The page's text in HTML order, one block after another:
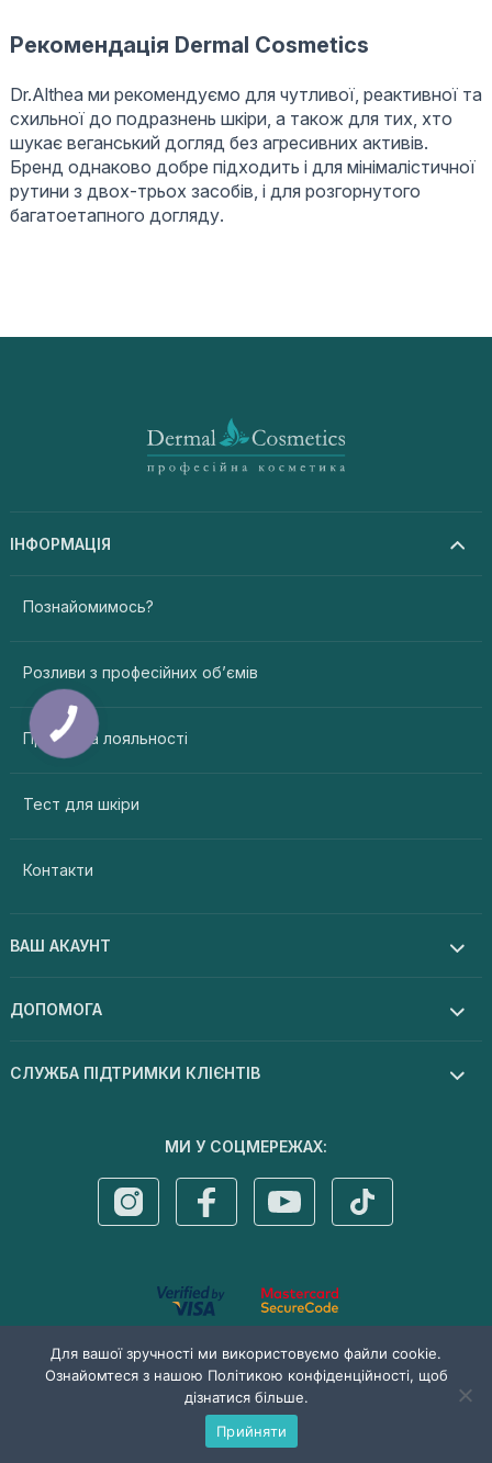
Рекомендація Dermal Cosmetics
Dr.Althea ми рекомендуємо для чутливої, реактивної та
схильної до подразнень шкіри, а також для тих, хто
шукає веганський догляд без агресивних активів.
Бренд однаково добре підходить і для мінімалістичної
рутини з двох-трьох засобів, і для розгорнутого
багатоетапного догляду.
ІНФОРМАЦІЯ
Познайомимось?
Розливи з професійних об’ємів
Програма лояльності
Тест для шкіри
Контакти
ВАШ АКАУНТ
ДОПОМОГА
СЛУЖБА ПІДТРИМКИ КЛІЄНТІВ
МИ У СОЦМЕРЕЖАХ:
© 2026 Dermal cosmetics . Усі права захищені
Для вашої зручності ми використовуємо файли cookie.
Ознайомтеся з нашою Політикою конфіденційності, щоб
дізнатися більше.
Прийняти